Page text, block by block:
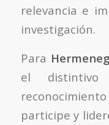
relevancia e
investigación.
Para
el distintivo
participe y